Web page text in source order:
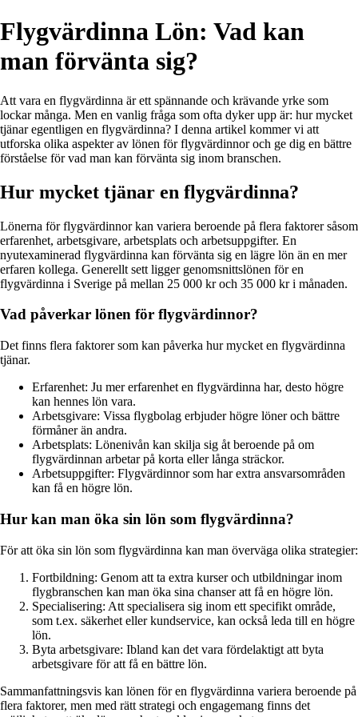
Flygvärdinna Lön: Vad kan
man förvänta sig?
Att vara en flygvärdinna är ett spännande och krävande yrke som
lockar många. Men en vanlig fråga som ofta dyker upp är: hur mycket
tjänar egentligen en flygvärdinna? I denna artikel kommer vi att
utforska olika aspekter av lönen för flygvärdinnor och ge dig en bättre
förståelse för vad man kan förvänta sig inom branschen.
Hur mycket tjänar en flygvärdinna?
Lönerna för flygvärdinnor kan variera beroende på flera faktorer såsom
erfarenhet, arbetsgivare, arbetsplats och arbetsuppgifter. En
nyutexaminerad flygvärdinna kan förvänta sig en lägre lön än en mer
erfaren kollega. Generellt sett ligger genomsnittslönen för en
flygvärdinna i Sverige på mellan 25 000 kr och 35 000 kr i månaden.
Vad påverkar lönen för flygvärdinnor?
Det finns flera faktorer som kan påverka hur mycket en flygvärdinna
tjänar.
Erfarenhet: Ju mer erfarenhet en flygvärdinna har, desto högre
kan hennes lön vara.
Arbetsgivare: Vissa flygbolag erbjuder högre löner och bättre
förmåner än andra.
Arbetsplats: Lönenivån kan skilja sig åt beroende på om
flygvärdinnan arbetar på korta eller långa sträckor.
Arbetsuppgifter: Flygvärdinnor som har extra ansvarsområden
kan få en högre lön.
Hur kan man öka sin lön som flygvärdinna?
För att öka sin lön som flygvärdinna kan man överväga olika strategier:
Fortbildning: Genom att ta extra kurser och utbildningar inom
flygbranschen kan man öka sina chanser att få en högre lön.
Specialisering: Att specialisera sig inom ett specifikt område,
som t.ex. säkerhet eller kundservice, kan också leda till en högre
lön.
Byta arbetsgivare: Ibland kan det vara fördelaktigt att byta
arbetsgivare för att få en bättre lön.
Sammanfattningsvis kan lönen för en flygvärdinna variera beroende på
flera faktorer, men med rätt strategi och engagemang finns det